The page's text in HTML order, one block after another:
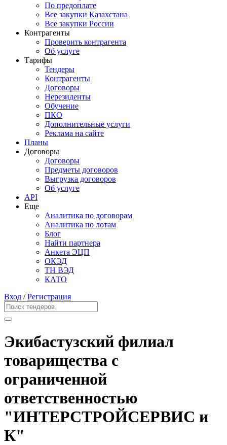
По предоплате
Все закупки Казахстана
Все закупки России
Контрагенты
Проверить контрагента
Об услуге
Тарифы
Тендеры
Контрагенты
Договоры
Нерезиденты
Обучение
ПКО
Дополнительные услуги
Реклама на сайте
Планы
Договоры
Договоры
Предметы договоров
Выгрузка договоров
Об услуге
API
Еще
Аналитика по договорам
Аналитика по лотам
Блог
Найти партнера
Анкета ЭЦП
ОКЭД
ТН ВЭД
КАТО
Вход /Регистрация
Экибастузский филиал
товарищества с
ограниченной
ответственностью
"ИНТЕРСТРОЙСЕРВИС и
К"